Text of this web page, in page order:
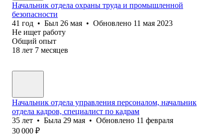
Начальник отдела охраны труда и промышленной
безопасности
41 год • Был 26 мая • Обновлено 11 мая 2023
Не ищет работу
Общий опыт
18 лет 7 месяцев
Начальник отдела управления персоналом, начальник
отдела кадров, специалист по кадрам
35 лет • Была 29 мая • Обновлено 11 февраля
30 000 ₽